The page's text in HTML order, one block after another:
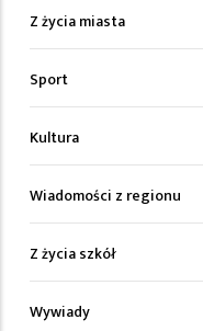
Z życia miasta
Sport
Kultura
Wiadomości z regionu
Z życia szkół
Wywiady